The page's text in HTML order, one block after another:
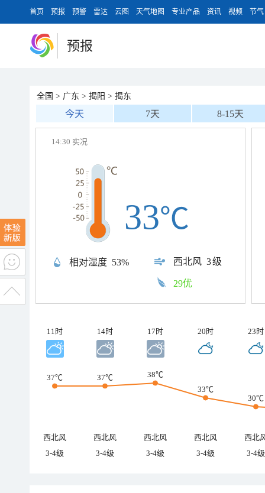
首页 预报 预警 雷达 云图 天气地图 专业产品 资讯 视频 节气
预报
全国 > 广东 > 揭阳 > 揭东
今天 7天 8-15天
14:30 实况
相对湿度 53% 西北风 3级
33℃
29优
11时 14时 17时 20时 23时
37℃ 37℃
38℃
33℃
30℃
西北风 西北风 西北风 西北风
西北
3-4级
3-4级 3-4级 3-4级 3-4级